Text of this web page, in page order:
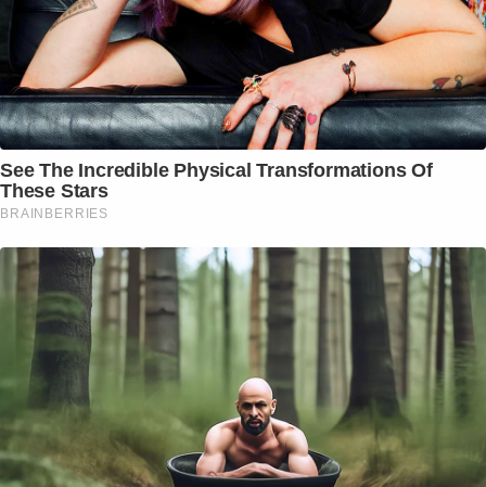
See The Incredible Physical Transformations Of
These Stars
BRAINBERRIES